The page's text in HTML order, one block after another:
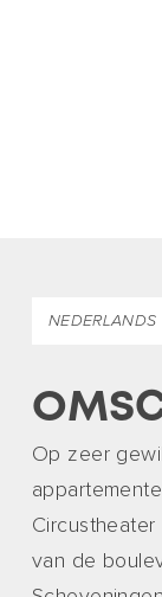
NEDERLANDS
Op zeer
van de